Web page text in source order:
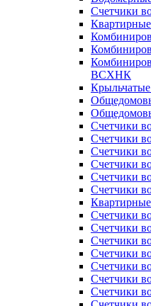
Счетчики
ВСХНК
Счетчики
Счетчики
Счетчики
Счетчики
Счетчики
Счетчики
Счетчики
Счетчики
Счетчики
Счетчики
Счетчики
Счетчики
Счетчики